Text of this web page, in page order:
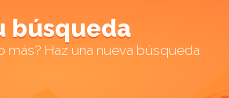
búsqueda
más? Haz una nueva búsqueda